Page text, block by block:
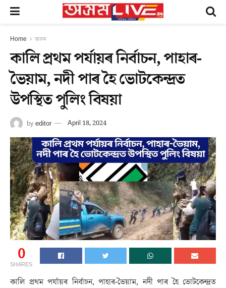
Home অসম
কালি প্ৰথম পৰ্যায়ৰ নিৰ্বাচন, পাহাৰ-
ভৈয়াম, নদী পাৰ হৈ ভোটকেন্দ্ৰত
উপস্থিত পুলিং বিষয়া
byeditor April 18, 2024
0
SHARES
কালি প্ৰথম পৰ্যায়ৰ নিৰ্বাচন, পাহাৰ-ভৈয়াম, নদী পাৰ হৈ ভোটকেন্দ্ৰত